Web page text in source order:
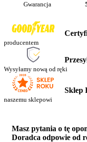
Gwarancja
producentem
Wysyłamy nową od ręki
Sklep
naszemu sklepowi
Masz pytania o tę
Doradca odpowie od